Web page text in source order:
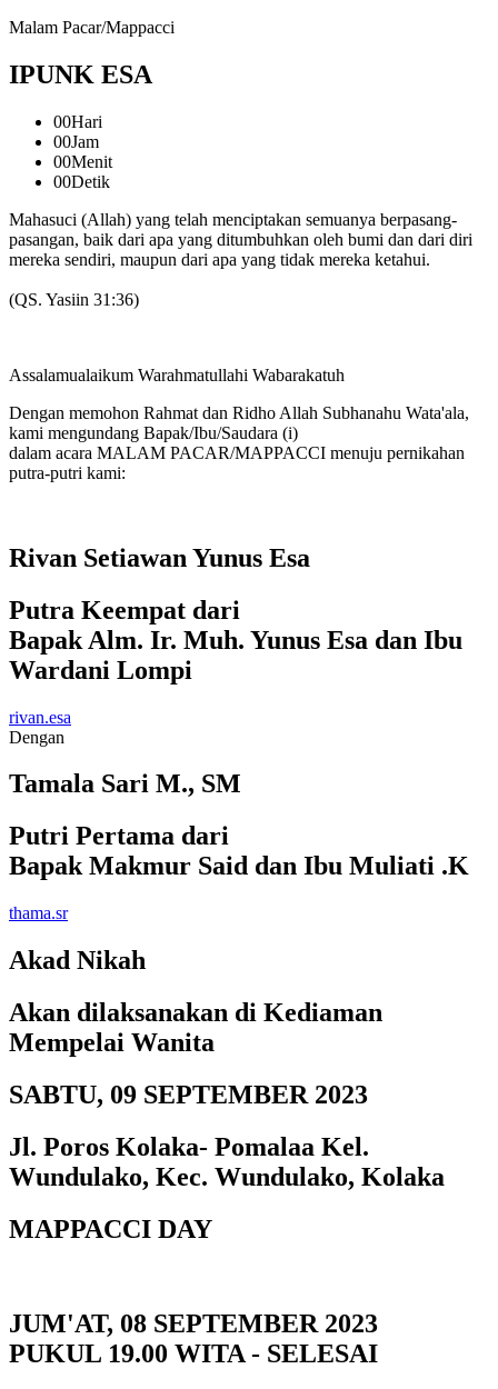
Malam Pacar/Mappacci
IPUNK ESA
00Hari
00Jam
00Menit
00Detik
Mahasuci (Allah) yang telah menciptakan semuanya berpasang-
pasangan, baik dari apa yang ditumbuhkan oleh bumi dan dari diri
mereka sendiri, maupun dari apa yang tidak mereka ketahui.
(QS. Yasiin 31:36)
Assalamualaikum Warahmatullahi Wabarakatuh
Dengan memohon Rahmat dan Ridho Allah Subhanahu Wata'ala,
kami mengundang Bapak/Ibu/Saudara (i)
dalam acara MALAM PACAR/MAPPACCI menuju pernikahan
putra-putri kami:
Rivan Setiawan Yunus Esa
Putra Keempat dari
Bapak Alm. Ir. Muh. Yunus Esa dan Ibu
Wardani Lompi
rivan.esa
Dengan
Tamala Sari M., SM
Putri Pertama dari
Bapak Makmur Said dan Ibu Muliati .K
thama.sr
Akad Nikah
Akan dilaksanakan di Kediaman
Mempelai Wanita
SABTU, 09 SEPTEMBER 2023
Jl. Poros Kolaka- Pomalaa Kel.
Wundulako, Kec. Wundulako, Kolaka
MAPPACCI DAY
JUM'AT, 08 SEPTEMBER 2023
PUKUL 19.00 WITA - SELESAI